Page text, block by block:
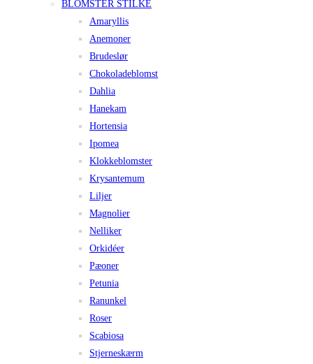
BLOMSTER STILKE
Amaryllis
Anemoner
Brudeslør
Chokoladeblomst
Dahlia
Hanekam
Hortensia
Ipomea
Klokkeblomster
Krysantemum
Liljer
Magnolier
Nelliker
Orkidéer
Pæoner
Petunia
Ranunkel
Roser
Scabiosa
Stjerneskærm